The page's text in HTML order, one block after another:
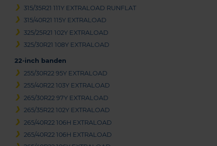
315/35R21 111Y EXTRALOAD RUNFLAT
315/40R21 115Y EXTRALOAD
325/25R21 102Y EXTRALOAD
325/30R21 108Y EXTRALOAD
22-inch banden
255/30R22 95Y EXTRALOAD
255/40R22 103Y EXTRALOAD
265/30R22 97Y EXTRALOAD
265/35R22 102Y EXTRALOAD
265/40R22 106H EXTRALOAD
265/40R22 106H EXTRALOAD